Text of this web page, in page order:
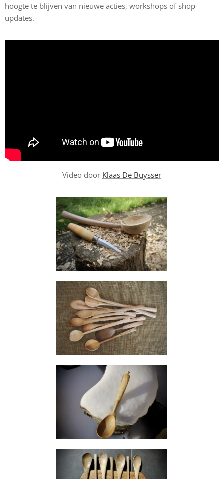
hoogte te blijven van nieuwe acties, workshops of shop-
updates.
Video door Klaas De Buysser